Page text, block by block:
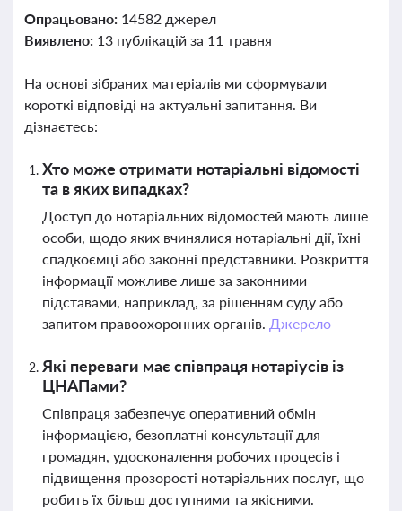
Опрацьовано: 14582 джерел
Виявлено: 13 публікацій за 11 травня
На основі зібраних матеріалів ми сформували
короткі відповіді на актуальні запитання. Ви
дізнаєтесь:
Хто може отримати нотаріальні відомості
та в яких випадках?
Доступ до нотаріальних відомостей мають лише
особи, щодо яких вчинялися нотаріальні дії, їхні
спадкоємці або законні представники. Розкриття
інформації можливе лише за законними
підставами, наприклад, за рішенням суду або
запитом правоохоронних органів. Джерело
Які переваги має співпраця нотаріусів із
ЦНАПами?
Співпраця забезпечує оперативний обмін
інформацією, безоплатні консультації для
громадян, удосконалення робочих процесів і
підвищення прозорості нотаріальних послуг, що
робить їх більш доступними та якісними.